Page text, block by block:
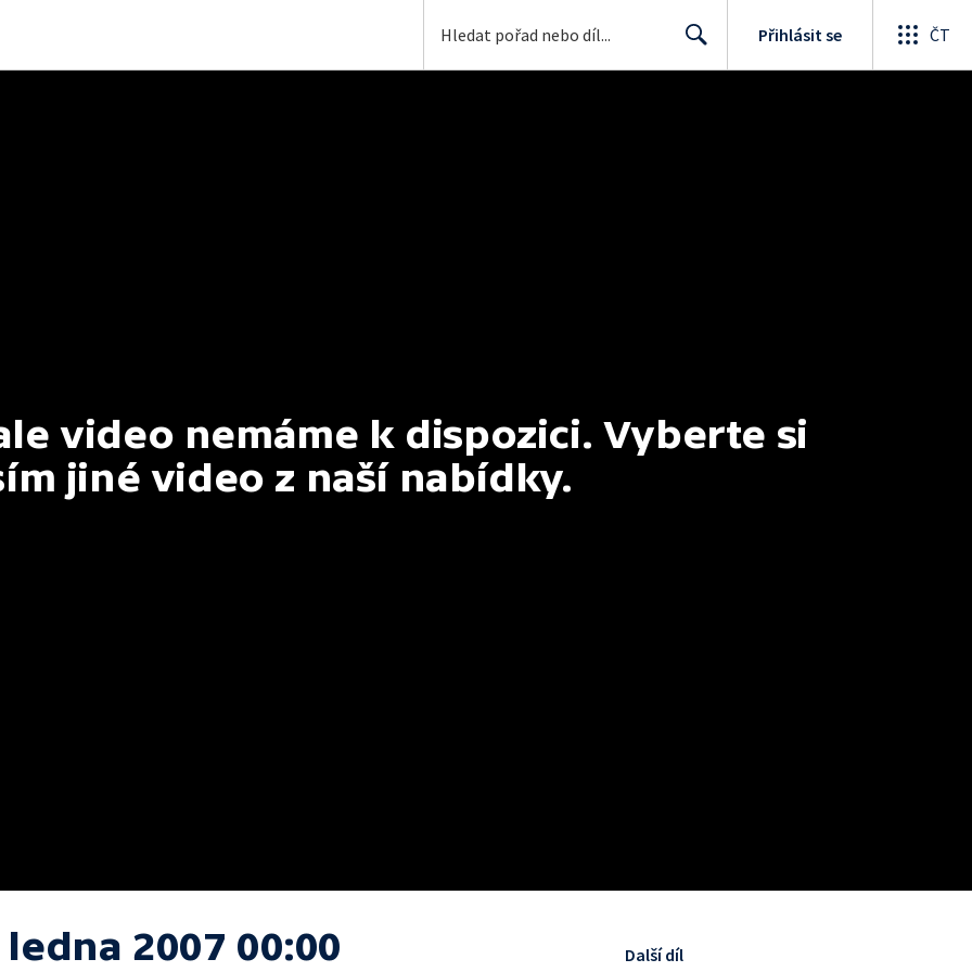
Přihlásit se ČT
video nemáme k dispozici. Vyberte si
jiné video z naší nabídky.
ledna 2007 00:00 Další díl